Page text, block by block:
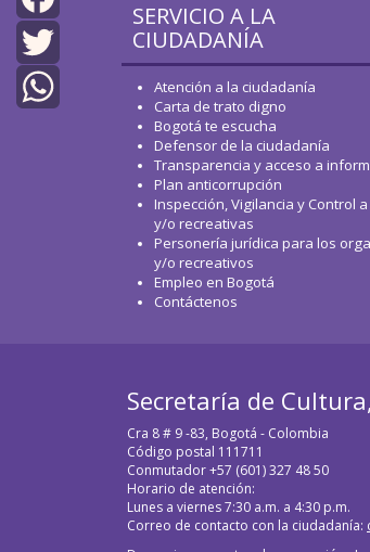
Facebook
Twitter
SERVICIO A LA
CIUDADANÍA
Atención a la ciudadanía
Carta de trato digno
Bogotá te escucha
Defensor de la ciudadanía
Transparencia y acceso a
Plan anticorrupción
Inspección, Vigilancia y Control
y/o recreativas
Personería jurídica para los
y/o recreativos
Empleo en Bogotá
Contáctenos
Secretaría de
Cra 8 # 9 -83, Bogotá - Colombia
Código postal 111711
Conmutador +57 (601) 327 48 50
Horario de atención:
Lunes a viernes 7:30 a.m. a 4:30 p.m.
Correo de contacto con la ciudadanía: